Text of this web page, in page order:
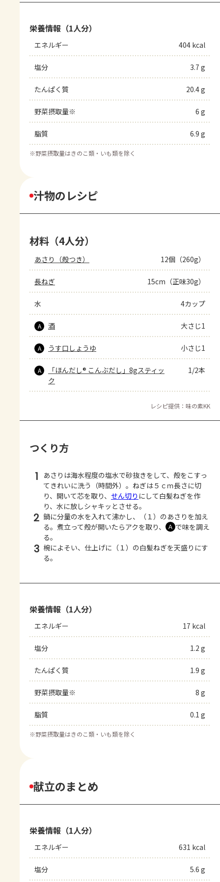
栄養情報（1人分）
エネルギー 404 kcal
塩分 3.7 g
たんぱく質 20.4 g
野菜摂取量※ 6 g
脂質 6.9 g
※野菜摂取量はきのこ類・いも類を除く
汁物のレシピ
材料（4人分）
あさり（殻つき） 12個（260g）
長ねぎ 15cm（正味30g）
水 4カップ
A 酒 大さじ1
A うす口しょうゆ 小さじ1
A
「ほんだし® こんぶだし」8gスティッ
ク
1/2本
レシピ提供：味の素KK
つくり方
1
あさりは海水程度の塩水で砂抜きをして、殻をこすっ
てきれいに洗う（時間外）。ねぎは５ｃｍ長さに切
り、開いて芯を取り、 せん切り にして白髪ねぎを作
り、水に放しシャキッとさせる。
2 鍋に分量の水を入れて沸かし、（１）のあさりを加え
る。煮立って殻が開いたらアクを取り、
Ａ で味を調え
る。
3 椀によそい、仕上げに（１）の白髪ねぎを天盛りにす
る。
栄養情報（1人分）
エネルギー 17 kcal
塩分 1.2 g
たんぱく質 1.9 g
野菜摂取量※ 8 g
脂質 0.1 g
※野菜摂取量はきのこ類・いも類を除く
献立のまとめ
栄養情報（1人分）
エネルギー 631 kcal
塩分 5.6 g